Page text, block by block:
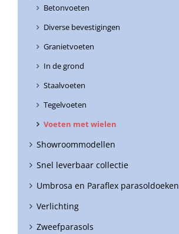
Betonvoeten
Diverse bevestigingen
Granietvoeten
In de grond
Staalvoeten
Tegelvoeten
Voeten met wielen
Showroommodellen
Snel leverbaar collectie
Umbrosa en Paraflex parasoldoeken
Verlichting
Zweefparasols